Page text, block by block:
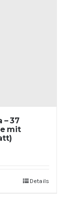
– 37
mit
Details